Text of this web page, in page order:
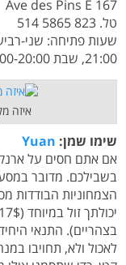
167 Ave des Pins E
טל. 823 5865 514
21:00, שבת 11:00-20:00
איזה
שימו שמן: Yuan
אם אתם חסים על
בשבילכם. מדובר
הצמחוניות הבודדות
בצהריים). התנאי
לאכול ולא, תחויבו